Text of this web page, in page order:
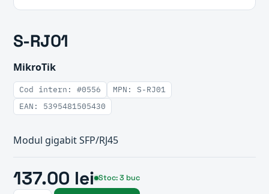
S-RJ01
MikroTik
Cod intern: #0556
MPN: S-RJ01
EAN: 5395481505430
Modul gigabit SFP/RJ45
137.00 lei Stoc: 3 buc